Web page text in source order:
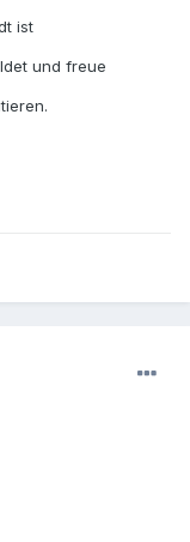
ist
und freue